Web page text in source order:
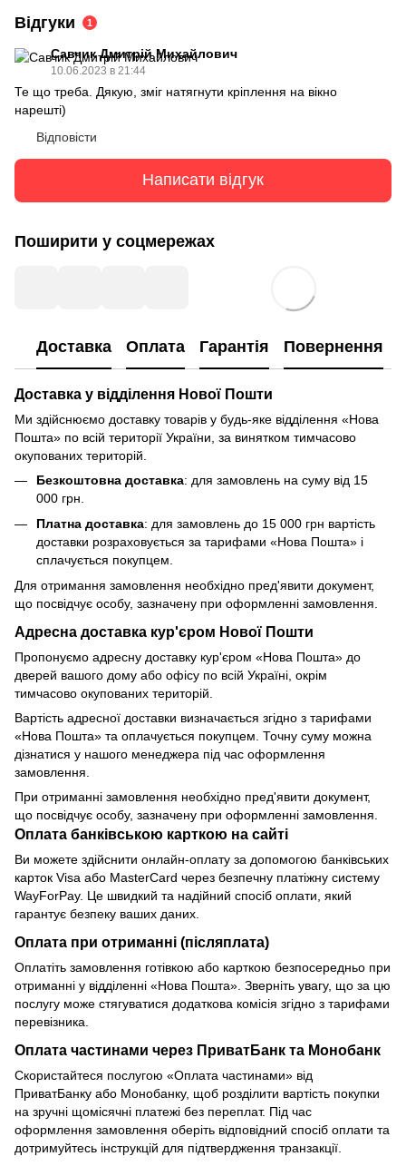
Відгуки 1
Савчик Дмитрій Михайлович
10.06.2023 в 21:44
Те що треба. Дякую, зміг натягнути кріплення на вікно
нарешті)
Відповісти
Написати відгук
Поширити у соцмережах
Доставка Оплата Гарантія Повернення
Доставка у відділення Нової Пошти
Ми здійснюємо доставку товарів у будь-яке відділення «Нова
Пошта» по всій території України, за винятком тимчасово
окупованих територій.
Безкоштовна доставка: для замовлень на суму від 15
000 грн.
Платна доставка: для замовлень до 15 000 грн вартість
доставки розраховується за тарифами «Нова Пошта» і
сплачується покупцем.
Для отримання замовлення необхідно пред'явити документ,
що посвідчує особу, зазначену при оформленні замовлення.
Адресна доставка кур'єром Нової Пошти
Пропонуємо адресну доставку кур'єром «Нова Пошта» до
дверей вашого дому або офісу по всій Україні, окрім
тимчасово окупованих територій.
Вартість адресної доставки визначається згідно з тарифами
«Нова Пошта» та оплачується покупцем. Точну суму можна
дізнатися у нашого менеджера під час оформлення
замовлення.
При отриманні замовлення необхідно пред'явити документ,
що посвідчує особу, зазначену при оформленні замовлення.
Оплата банківською карткою на сайті
Ви можете здійснити онлайн-оплату за допомогою банківських
карток Visa або MasterCard через безпечну платіжну систему
WayForPay. Це швидкий та надійний спосіб оплати, який
гарантує безпеку ваших даних.
Оплата при отриманні (післяплата)
Оплатіть замовлення готівкою або карткою безпосередньо при
отриманні у відділенні «Нова Пошта». Зверніть увагу, що за цю
послугу може стягуватися додаткова комісія згідно з тарифами
перевізника.
Оплата частинами через ПриватБанк та Монобанк
Скористайтеся послугою «Оплата частинами» від
ПриватБанку або Монобанку, щоб розділити вартість покупки
на зручні щомісячні платежі без переплат. Під час
оформлення замовлення оберіть відповідний спосіб оплати та
дотримуйтесь інструкцій для підтвердження транзакції.